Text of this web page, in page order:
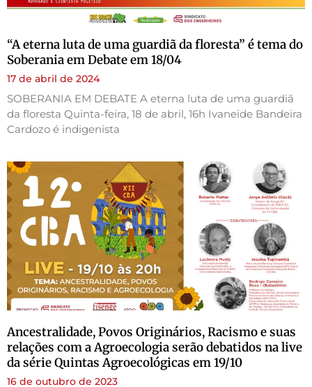
“A eterna luta de uma guardiã da floresta” é tema do
Soberania em Debate em 18/04
17 de abril de 2024
SOBERANIA EM DEBATE A eterna luta de uma guardiã
da floresta Quinta-feira, 18 de abril, 16h Ivaneide Bandeira
Cardozo é indigenista
Ancestralidade, Povos Originários, Racismo e suas
relações com a Agroecologia serão debatidos na live
da série Quintas Agroecológicas em 19/10
16 de outubro de 2023